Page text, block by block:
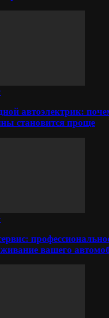
автоэлектрик:
становится проще
вашего